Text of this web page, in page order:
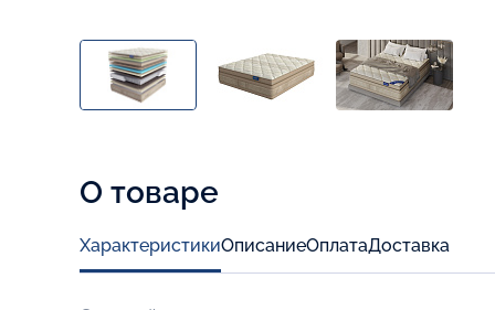
О товаре
ХарактеристикиОписаниеОплатаДоставка